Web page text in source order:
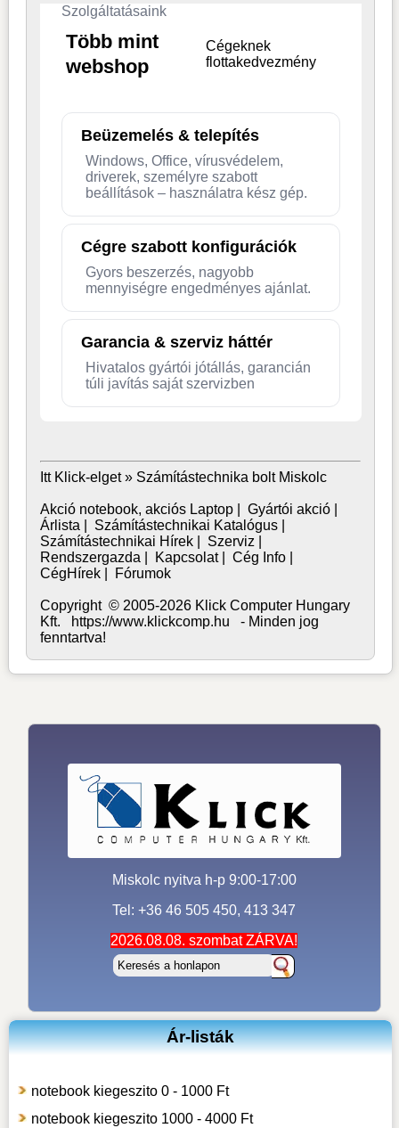
Szolgáltatásaink
Több mint
webshop
Cégeknek
flottakedvezmény
Beüzemelés & telepítés
Windows, Office, vírusvédelem,
driverek, személyre szabott
beállítások – használatra kész gép.
Cégre szabott konfigurációk
Gyors beszerzés, nagyobb
mennyiségre engedményes ajánlat.
Garancia & szerviz háttér
Hivatalos gyártói jótállás, garancián
túli javítás saját szervizben
Itt Klick-elget » Számítástechnika bolt Miskolc
Akció notebook, akciós Laptop |Gyártói akció
Árlista
Számítástechnikai Katalógus
Számítástechnikai Hírek
Szerviz
Rendszergazda
Kapcsolat|Cég Info
CégHírek
Fórumok
Copyright © 2005-2026 Klick Computer Hungary
Kft. https://www.klickcomp.hu - Minden jog
fenntartva!
Miskolc nyitva h-p 9:00-17:00
Tel: +36 46 505 450, 413 347
2026.08.08. szombat ZÁRVA!
Ár-listák
notebook kiegeszito 0 - 1000 Ft
notebook kiegeszito 1000 - 4000 Ft